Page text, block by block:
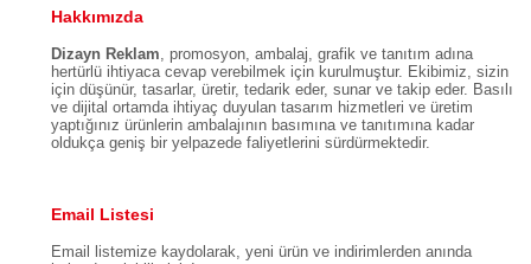
İzzetpaşa Mahallesi, Yeni Yol Caddesi, Nurol Tower Şişli
Hakkımızda
Dizayn Reklam , promosyon, ambalaj, grafik ve tanıtım adına
hertürlü ihtiyaca cevap verebilmek için kurulmuştur. Ekibimiz, sizin
için düşünür, tasarlar, üretir, tedarik eder, sunar ve takip eder. Basılı
ve dijital ortamda ihtiyaç duyulan tasarım hizmetleri ve üretim
yaptığınız ürünlerin ambalajının basımına ve tanıtımına kadar
oldukça geniş bir yelpazede faliyetlerini sürdürmektedir.
Email Listesi
Email listemize kaydolarak, yeni ürün ve indirimlerden anında